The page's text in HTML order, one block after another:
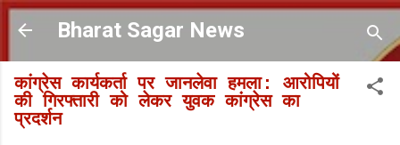
Skip to main content
Bharat Sagar News
कांग्रेस कार्यकर्ता पर जानलेवा हमला: आरोपियों
की गिरफ्तारी को लेकर युवक कांग्रेस का
प्रदर्शन